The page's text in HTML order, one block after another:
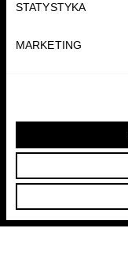
STATYSTYKA
MARKETING
FUNDACJA